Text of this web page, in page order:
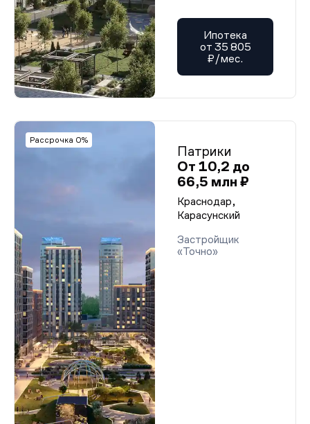
Ипотека
от 35 805
₽/мес.
Рассрочка 0%
Патрики
От 10,2 до
66,5 млн ₽
Краснодар,
Карасунский
Застройщик
«Точно»